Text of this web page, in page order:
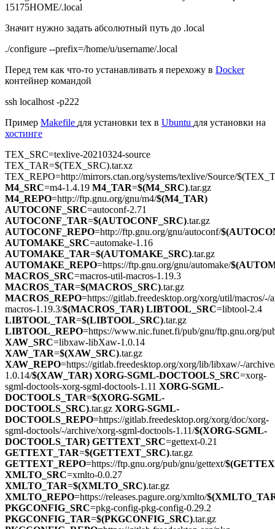
15175HOME/.local
Значит нужно задать абсолютный путь до .local
./configure --prefix=/home/u/username/.local
Перед тем как что-то устанавливать я перехожу в Docker
контейнер командой
ssh localhost -p222
Пример Makefile для установки tex в Ubuntu для установки на
хостинге
TEX_SRC=texlive-20210324-source
TEX_TAR=$(TEX_SRC).tar.xz
TEX_REPO=http://mirrors.ctan.org/systems/texlive/Source/
M4_SRC=m4-1.4.19 M4_TAR=$(M4_SRC).tar.gz
M4_REPO=http://ftp.gnu.org/gnu/m4/$(M4_TAR)
AUTOCONF_SRC=autoconf-2.71
AUTOCONF_TAR=$(AUTOCONF_SRC).tar.gz
AUTOCONF_REPO=http://ftp.gnu.org/gnu/autoconf/
AUTOMAKE_SRC=automake-1.16
AUTOMAKE_TAR=$(AUTOMAKE_SRC).tar.gz
AUTOMAKE_REPO=https://ftp.gnu.org/gnu/automake/
MACROS_SRC=macros-util-macros-1.19.3
MACROS_TAR=$(MACROS_SRC).tar.gz
MACROS_REPO=https://gitlab.freedesktop.org/xorg/util/macros/-/
macros-1.19.3/$(MACROS_TAR) LIBTOOL_SRC=libtool-2.4
LIBTOOL_TAR=$(LIBTOOL_SRC).tar.gz
LIBTOOL_REPO=https://www.nic.funet.fi/pub/gnu/ftp.gnu.org/
XAW_SRC=libxaw-libXaw-1.0.14
XAW_TAR=$(XAW_SRC).tar.gz
XAW_REPO=https://gitlab.freedesktop.org/xorg/lib/libxaw/-/
1.0.14/$(XAW_TAR) XORG-SGML-DOCTOOLS_SRC=xorg-
sgml-doctools-xorg-sgml-doctools-1.11 XORG-SGML-
DOCTOOLS_TAR=$(XORG-SGML-
DOCTOOLS_SRC).tar.gz XORG-SGML-
DOCTOOLS_REPO=https://gitlab.freedesktop.org/xorg/doc/xorg-
sgml-doctools/-/archive/xorg-sgml-doctools-1.11/$(XORG-SGML-
DOCTOOLS_TAR) GETTEXT_SRC=gettext-0.21
GETTEXT_TAR=$(GETTEXT_SRC).tar.gz
GETTEXT_REPO=https://ftp.gnu.org/pub/gnu/gettext/
XMLTO_SRC=xmlto-0.0.27
XMLTO_TAR=$(XMLTO_SRC).tar.gz
XMLTO_REPO=https://releases.pagure.org/xmlto/
PKGCONFIG_SRC=pkg-config-pkg-config-0.29.2
PKGCONFIG_TAR=$(PKGCONFIG_SRC).tar.gz